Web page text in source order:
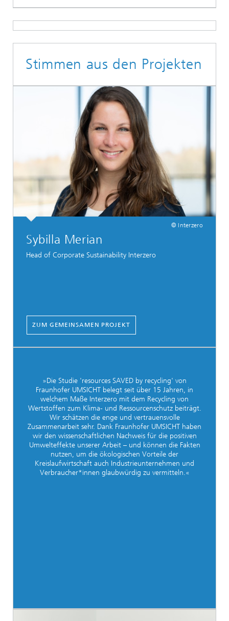
Stimmen aus den Projekten
© Interzero
Sybilla Merian
Head of Corporate Sustainability Interzero
ZUM GEMEINSAMEN PROJEKT
»Die Studie 'resources SAVED by recycling' von
Fraunhofer UMSICHT belegt seit über 15 Jahren, in
welchem Maße Interzero mit dem Recycling von
Wertstoffen zum Klima- und Ressourcenschutz beiträgt.
Wir schätzen die enge und vertrauensvolle
Zusammenarbeit sehr. Dank Fraunhofer UMSICHT haben
wir den wissenschaftlichen Nachweis für die positiven
Umwelteffekte unserer Arbeit – und können die Fakten
nutzen, um die ökologischen Vorteile der
Kreislaufwirtschaft auch Industrieunternehmen und
Verbraucher*innen glaubwürdig zu vermitteln.«